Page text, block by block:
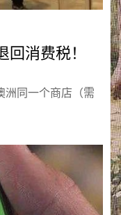
消费税！
洲同一个商店（需